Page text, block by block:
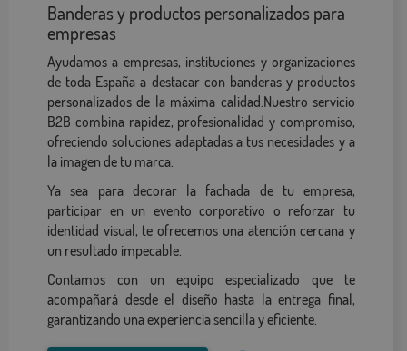
Banderas y productos personalizados para
empresas
Ayudamos a empresas, instituciones y organizaciones
de toda España a destacar con banderas y productos
personalizados de la máxima calidad.Nuestro servicio
B2B combina rapidez, profesionalidad y compromiso,
ofreciendo soluciones adaptadas a tus necesidades y a
la imagen de tu marca.
Ya sea para decorar la fachada de tu empresa,
participar en un evento corporativo o reforzar tu
identidad visual, te ofrecemos una atención cercana y
un resultado impecable.
Contamos con un equipo especializado que te
acompañará desde el diseño hasta la entrega final,
garantizando una experiencia sencilla y eficiente.